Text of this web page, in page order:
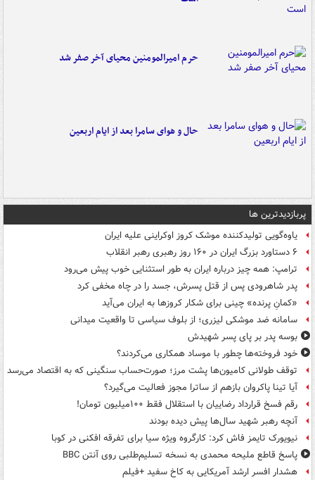
حرم امیرالمومنین محیای آخر صفر شد
حال و هوای سامرا بعد از ایام اربعین
پربازدیدترین ها
یاوه‌گویی تولیدکننده موشک کروز اوکراینی علیه ایران
۶ دستاورد بزرگ ایران در ۱۶۰ روز رهبری رهبر انقلاب
ترامپ: همه چیز درباره ایران به طور استثنایی خوب پیش می‌رود
پدر شاهرودی پس از قتل پسرش، جسد را در چاه مخفی کرد
«کمانِ پرنده» چینی برای شکار کروزها به ایران می‌آید
سامانه ضد موشکی لیزری؛ از بلوف سیاسی تا واقعیت میدانی
بوسه‌ پدر بر پای پسر شهیدش
خود فروخته‌ها چطور با موساد همکاری می‌کردند؟
توقف طولانی کامیون‌ها پشت مرز؛ صورت‌حساب سنگینی که به اقتصاد می‌رسد
آیا تینا پاکروان بازهم از ساترا مجوز فعالیت می‌گیرد؟
رقم فسخ قرارداد رضاییان با استقلال فقط ۱۰۰میلیون تومان!
آنچه رهبر شهید سال‌ها پیش دیده بودند
نیویورک تایمز فاش کرد: کارگروه ویژه سیا برای تفرقه افکنی در کوبا
پاسخ قاطع ملیحه محمدی به نسخه تسلیم‌طلبی روی آنتن BBC
هشدار افسر ارشد آمریکایی به کاخ سفید +فیلم